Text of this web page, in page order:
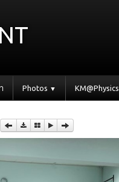
Photos ▼ KM@Physics